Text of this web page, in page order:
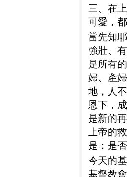
三、在
可愛，
當先知
強壯、
是所有
婦、產
地，人
恩下，
是新的
上帝的
是：是
今天的
基督教